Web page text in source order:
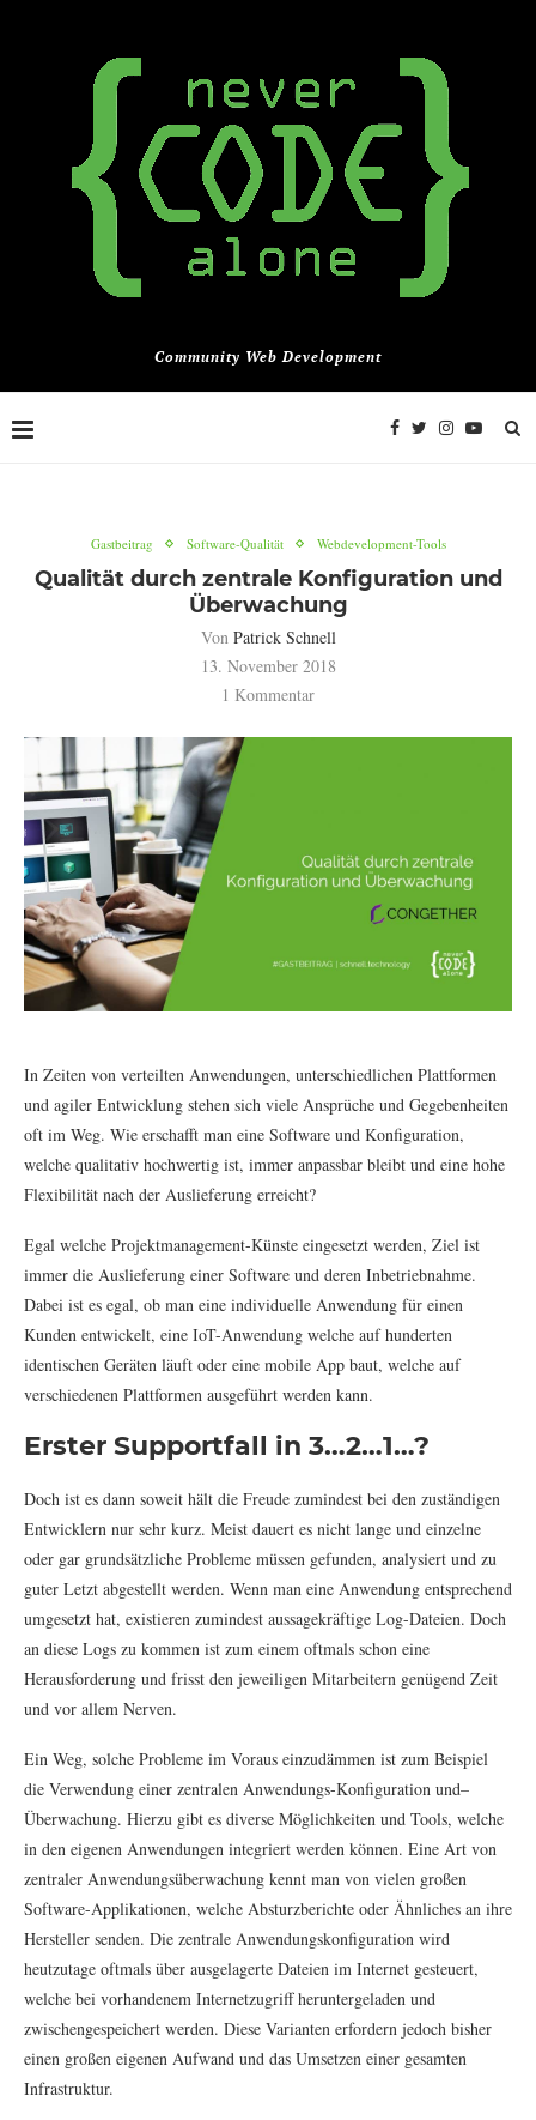
Community Web Development
Gastbeitrag Software-Qualität Webdevelopment-Tools
Qualität durch zentrale Konfiguration und
Überwachung
Von Patrick Schnell
13. November 2018
1 Kommentar
In Zeiten von verteilten Anwendungen, unterschiedlichen Plattformen
und agiler Entwicklung stehen sich viele Ansprüche und Gegebenheiten
oft im Weg. Wie erschafft man eine Software und Konfiguration,
welche qualitativ hochwertig ist, immer anpassbar bleibt und eine hohe
Flexibilität nach der Auslieferung erreicht?
Egal welche Projektmanagement-Künste eingesetzt werden, Ziel ist
immer die Auslieferung einer Software und deren Inbetriebnahme.
Dabei ist es egal, ob man eine individuelle Anwendung für einen
Kunden entwickelt, eine IoT-Anwendung welche auf hunderten
identischen Geräten läuft oder eine mobile App baut, welche auf
verschiedenen Plattformen ausgeführt werden kann.
Erster Supportfall in 3…2…1…?
Doch ist es dann soweit hält die Freude zumindest bei den zuständigen
Entwicklern nur sehr kurz. Meist dauert es nicht lange und einzelne
oder gar grundsätzliche Probleme müssen gefunden, analysiert und zu
guter Letzt abgestellt werden. Wenn man eine Anwendung entsprechend
umgesetzt hat, existieren zumindest aussagekräftige Log-Dateien. Doch
an diese Logs zu kommen ist zum einem oftmals schon eine
Herausforderung und frisst den jeweiligen Mitarbeitern genügend Zeit
und vor allem Nerven.
Ein Weg, solche Probleme im Voraus einzudämmen ist zum Beispiel
die Verwendung einer zentralen Anwendungs-Konfiguration und–
Überwachung. Hierzu gibt es diverse Möglichkeiten und Tools, welche
in den eigenen Anwendungen integriert werden können. Eine Art von
zentraler Anwendungsüberwachung kennt man von vielen großen
Software-Applikationen, welche Absturzberichte oder Ähnliches an ihre
Hersteller senden. Die zentrale Anwendungskonfiguration wird
heutzutage oftmals über ausgelagerte Dateien im Internet gesteuert,
welche bei vorhandenem Internetzugriff heruntergeladen und
zwischengespeichert werden. Diese Varianten erfordern jedoch bisher
einen großen eigenen Aufwand und das Umsetzen einer gesamten
Infrastruktur.